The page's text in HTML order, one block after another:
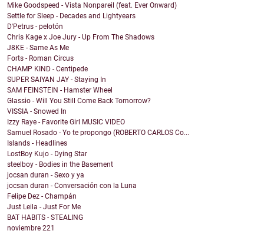
Mike Goodspeed - Vista Nonpareil (feat. Ever Onward)
Settle for Sleep - Decades and Lightyears
D'Petrus - pelotón
Chris Kage x Joe Jury - Up From The Shadows
J8KE - Same As Me
Forts - Roman Circus
CHAMP KIND - Centipede
SUPER SAIYAN JAY - Staying In
SAM FEINSTEIN - Hamster Wheel
Glassio - Will You Still Come Back Tomorrow?
VISSIA - Snowed In
Izzy Raye - Favorite Girl MUSIC VIDEO
Samuel Rosado - Yo te propongo (ROBERTO CARLOS Co...
Islands - Headlines
LostBoy Kujo - Dying Star
steelboy - Bodies in the Basement
jocsan duran - Sexo y ya
jocsan duran - Conversación con la Luna
Felipe Dez - Champán
Just Leila - Just For Me
BAT HABITS - STEALING
noviembre 221